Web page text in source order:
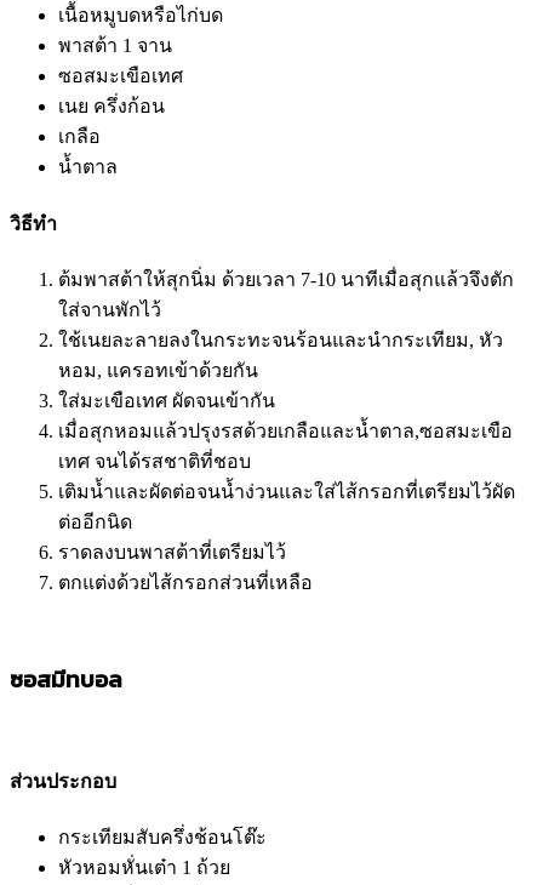
เนื้อหมูบดหรือไก่บด
พาสต้า 1 จาน
ซอสมะเขือเทศ
เนย ครึ่งก้อน
เกลือ
น้ำตาล
วิธีทำ
ต้มพาสต้าให้สุกนิ่ม ด้วยเวลา 7-10 นาทีเมื่อสุกแล้วจึงตัก
ใส่จานพักไว้
ใช้เนยละลายลงในกระทะจนร้อนและนำกระเทียม, หัว
หอม, แครอทเข้าด้วยกัน
ใส่มะเขือเทศ ผัดจนเข้ากัน
เมื่อสุกหอมแล้วปรุงรสด้วยเกลือและน้ำตาล,ซอสมะเขือ
เทศ จนได้รสชาติที่ชอบ
เติมน้ำและผัดต่อจนน้ำง่วนและใส่ไส้กรอกที่เตรียมไว้ผัด
ต่ออีกนิด
ราดลงบนพาสต้าที่เตรียมไว้
ตกแต่งด้วยไส้กรอกส่วนที่เหลือ
ซอสมีทบอล
ส่วนประกอบ
กระเทียมสับครึ่งช้อนโต๊ะ
หัวหอมหั่นเต๋า 1 ถ้วย